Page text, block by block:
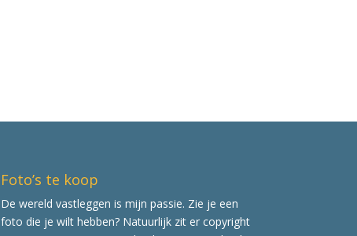
Foto’s te koop
De wereld vastleggen is mijn passie. Zie je een
foto die je wilt hebben? Natuurlijk zit er copyright